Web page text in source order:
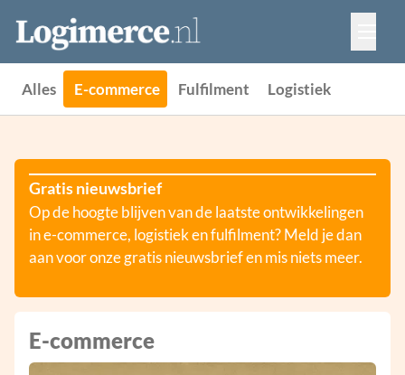
Vacatures
Events
Adverteren
Partners
Alles E-commerce Fulfilment Logistiek
Gratis nieuwsbrief
Op de hoogte blijven van de laatste ontwikkelingen
in e-commerce, logistiek en fulfilment? Meld je dan
aan voor onze gratis nieuwsbrief en mis niets meer.
E-commerce